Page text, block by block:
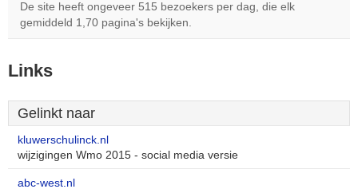
De site heeft ongeveer 515 bezoekers per dag, die elk
gemiddeld 1,70 pagina's bekijken.
Links
Gelinkt naar
kluwerschulinck.nl
wijzigingen Wmo 2015 - social media versie
abc-west.nl